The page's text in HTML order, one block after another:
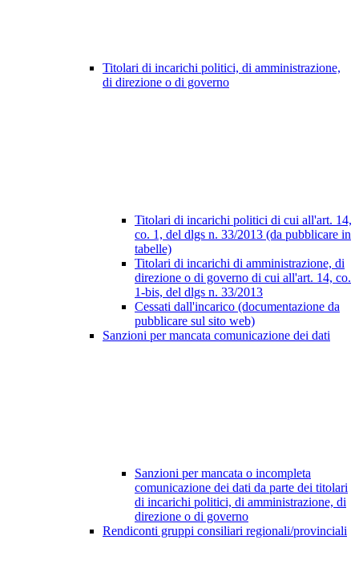
Titolari di incarichi politici, di amministrazione,
di direzione o di governo
Titolari di incarichi politici di cui all'art. 14,
co. 1, del dlgs n. 33/2013 (da pubblicare in
tabelle)
Titolari di incarichi di amministrazione, di
direzione o di governo di cui all'art. 14, co.
1-bis, del dlgs n. 33/2013
Cessati dall'incarico (documentazione da
pubblicare sul sito web)
Sanzioni per mancata comunicazione dei dati
Sanzioni per mancata o incompleta
comunicazione dei dati da parte dei titolari
di incarichi politici, di amministrazione, di
direzione o di governo
Rendiconti gruppi consiliari regionali/provinciali